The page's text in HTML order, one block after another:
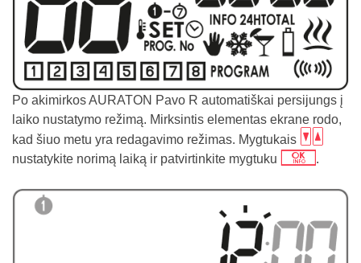
Po akimirkos AURATON Pavo R automatiškai persijungs į
laiko nustatymo režimą. Mirksintis elementas ekrane rodo,
kad šiuo metu yra redagavimo režimas. Mygtukais bc
nustatykite norimą laiką ir patvirtinkite mygtuku j.